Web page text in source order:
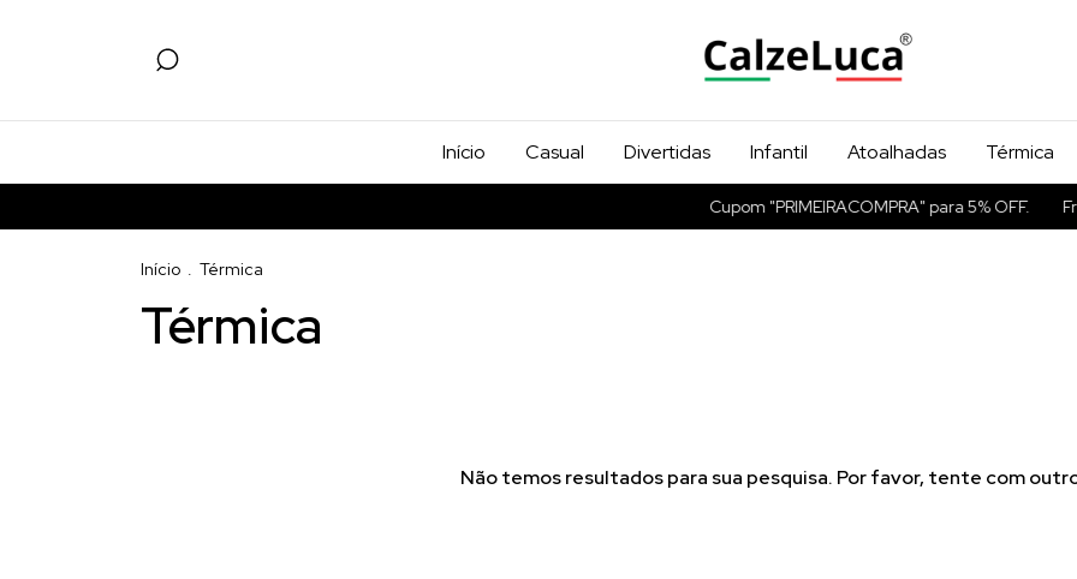
Início Casual Divertidas Infantil Atoalhadas Térmica
Cupom "PRIMEIRACOMPRA" para 5% OFF.
Início . Térmica
Térmica
Não temos resultados para sua pesquisa. Por favor, tente com